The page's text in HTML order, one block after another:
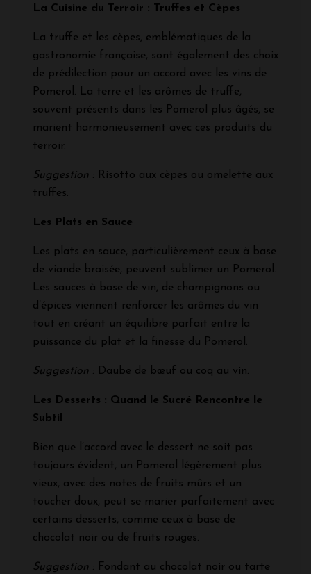
La Cuisine du Terroir : Truffes et Cèpes
La truffe et les cèpes, emblématiques de la
gastronomie française, sont également des choix
de prédilection pour un accord avec les vins de
Pomerol. La terre et les arômes de truffe,
souvent présents dans les Pomerol plus âgés, se
marient harmonieusement avec ces produits du
terroir.
Suggestion : Risotto aux cèpes ou omelette aux
truffes.
Les Plats en Sauce
Les plats en sauce, particulièrement ceux à base
de viande braisée, peuvent sublimer un Pomerol.
Les sauces à base de vin, de champignons ou
d’épices viennent renforcer les arômes du vin
tout en créant un équilibre parfait entre la
puissance du plat et la finesse du Pomerol.
Suggestion : Daube de bœuf ou coq au vin.
Les Desserts : Quand le Sucré Rencontre le
Subtil
Bien que l’accord avec le dessert ne soit pas
toujours évident, un Pomerol légèrement plus
vieux, avec des notes de fruits mûrs et un
toucher doux, peut se marier parfaitement avec
certains desserts, comme ceux à base de
chocolat noir ou de fruits rouges.
Suggestion : Fondant au chocolat noir ou tarte